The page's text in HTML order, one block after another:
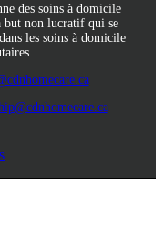
des soins à domicile
but non lucratif qui se
les soins à domicile